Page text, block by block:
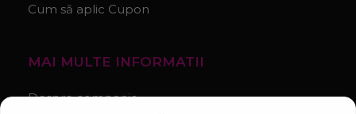
Cum să aplic Cupon
MAI MULTE INFORMATII
Despre companie